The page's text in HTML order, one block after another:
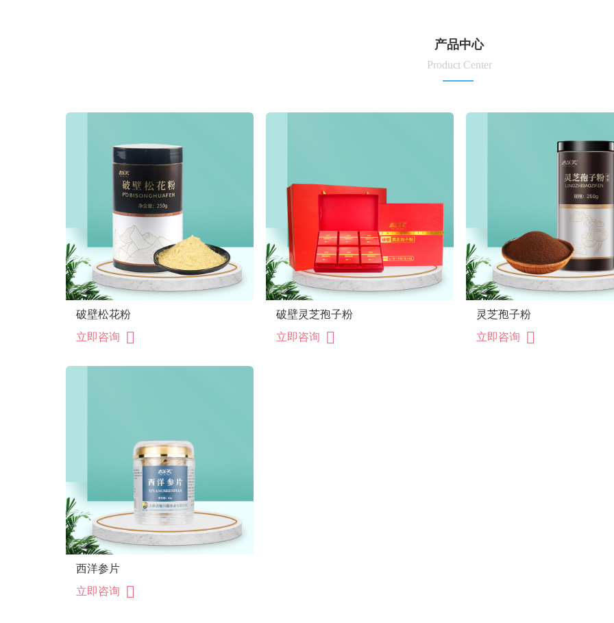
产品中心
Product Center
破壁松花粉
立即咨询
破壁灵芝孢子粉
立即咨询
灵芝孢子粉
立即咨询
西洋参片
立即咨询